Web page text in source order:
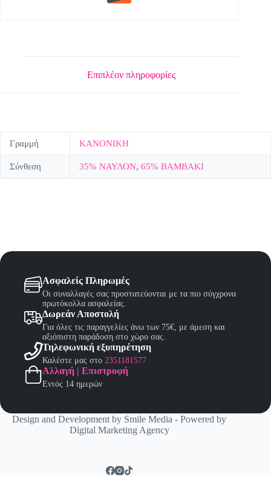
Επιπλέον πληροφορίες
Γραμμή ΚΑΝΟΝΙΚΗ
Σύνθεση 35% ΝΑΥΛΟΝ, 65% ΒΑΜΒΑΚΙ
Ασφαλείς Πληρωμές
Οι συναλλαγές σας προστατεύονται με τα πιο σύγχρονα
πρωτόκολλα ασφαλείας.
Δωρεάν Αποστολή
Για όλες τις παραγγελίες άνω των 75€, με άμεση και
αξιόπιστη παράδοση στο χώρο σας.
Τηλεφωνική εξυπηρέτηση
Καλέστε μας στο 2351181577
Αλλαγή | Επιστροφή
Εντός 14 ημερών
Design and Development by Smile Media - Powered by
Digital Marketing Agency